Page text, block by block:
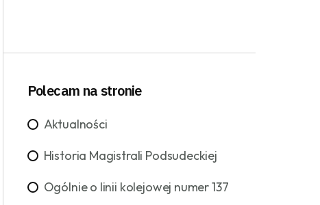
Polecam na stronie
Aktualności
Historia Magistrali Podsudeckiej
Ogólnie o linii kolejowej numer 137